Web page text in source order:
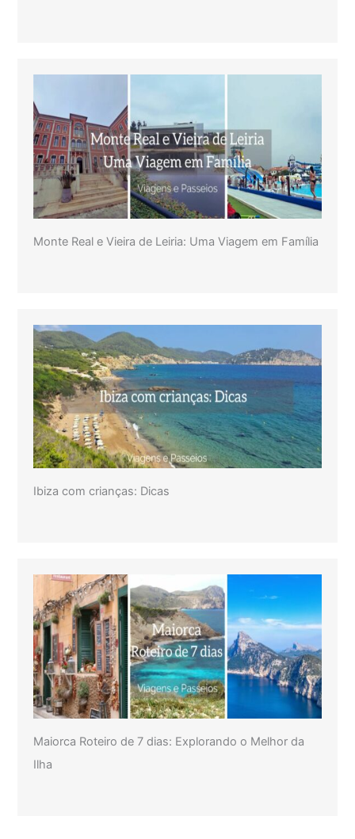
Monte Real e Vieira de Leiria: Uma Viagem em Família
Ibiza com crianças: Dicas
Maiorca Roteiro de 7 dias: Explorando o Melhor da
Ilha